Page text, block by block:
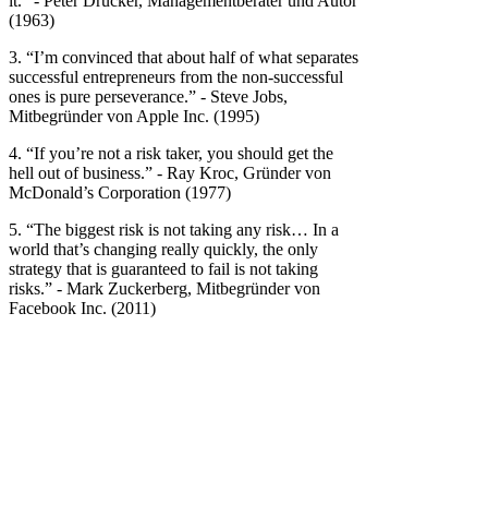
(1963)
3. “I’m convinced that about half of what separates
successful entrepreneurs from the non-successful
ones is pure perseverance.” - Steve Jobs,
Mitbegründer von Apple Inc. (1995)
4. “If you’re not a risk taker, you should get the
hell out of business.” - Ray Kroc, Gründer von
McDonald’s Corporation (1977)
5. “The biggest risk is not taking any risk… In a
world that’s changing really quickly, the only
strategy that is guaranteed to fail is not taking
risks.” - Mark Zuckerberg, Mitbegründer von
Facebook Inc. (2011)